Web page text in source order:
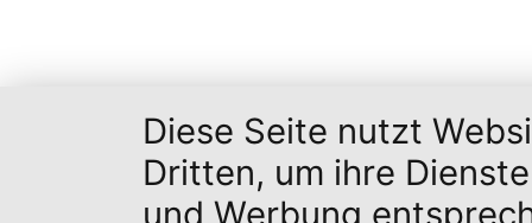
Diese Seite nutzt
Dritten, um ihre
und Werbung